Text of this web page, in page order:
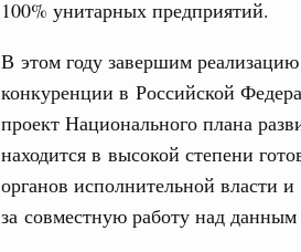
100% унитарных предприятий.
В этом году завершим
конкуренции в Российской
проект Национального плана
находится в высокой степени
органов исполнительной власти
за совместную работу над